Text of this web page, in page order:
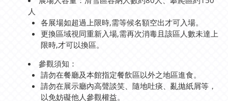
人
各展場如超過上限時,需等候名額空出才可入場。
更換區域視同重新入場,需再次消毒且該區人數未達上
限時,才可以換區。
參觀須知：
請勿在餐廳及本館指定餐飲區以外之地區進食。
請勿在展示廳內高聲談笑、隨地吐痰、亂拋紙屑等，
以免妨礙他人參觀權益。